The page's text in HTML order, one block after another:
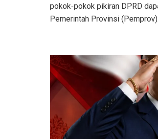
pokok-pokok pikiran DPRD
Pemerintah Provinsi (Pemprov).